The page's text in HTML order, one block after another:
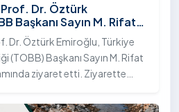
Prof. Dr. Öztürk
Başkanı Sayın M. Rifat
Dr. Öztürk Emiroğlu, Türkiye
(TOBB) Başkanı Sayın M. Rifat
ziyaret etti. Ziyarette
eşlik etti.